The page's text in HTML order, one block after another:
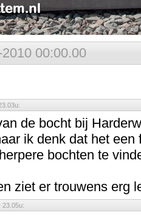
00:00.00
de bocht bij
ik denk dat het
bochten te
ziet er trouwens erg
23.05u: